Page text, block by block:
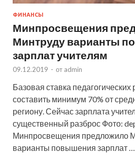
ФИНАНСЫ
Минпросвещения
Минтруду варианты
зарплат учителям
09.12.2019 - от admin
Базовая ставка
составить минимум 70% от
региону. Сейчас зарплата
существенный разброс Фото:
Минпросвещения предложило
варианты повышения зарплат …